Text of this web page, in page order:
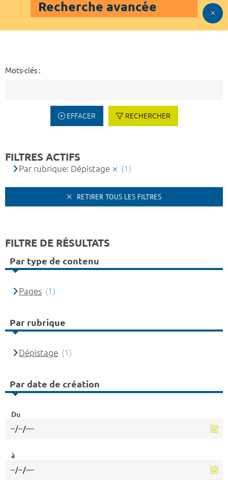
Recherche avancée
Mots-clés :
EFFACER RECHERCHER
FILTRES ACTIFS
Par rubrique: Dépistage (1)
RETIRER TOUS LES FILTRES
FILTRE DE RÉSULTATS
Par type de contenu
Pages (1)
Par rubrique
Dépistage (1)
Par date de création
Du
à